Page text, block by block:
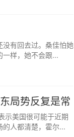
有回去过。桑佳怕她
一样，她不会跟...
局势反复是常
示美国很可能于近期
人都清楚，霍尔...